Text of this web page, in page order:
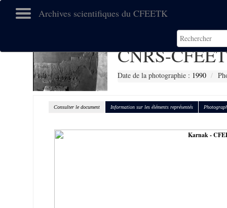
Archives scientifiques du CFEETK
CNRS-
Date de la photographie : 1990
Consulter le document Information sur les éléments représentés